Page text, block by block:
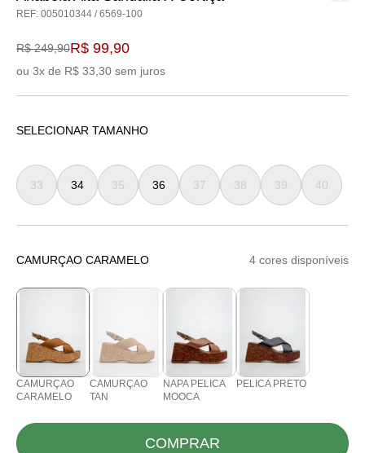
REF: 005010344 / 6569-100
R$ 249,90R$ 99,90
ou 3x de R$ 33,30 sem juros
SELECIONAR TAMANHO
33 34 35 36 37 38 39 40
CAMURÇAO CARAMELO 4 cores disponíveis
CAMURÇAO
CARAMELO
CAMURÇAO
TAN
NAPA PELICA
MOOCA
PELICA PRETO
COMPRAR